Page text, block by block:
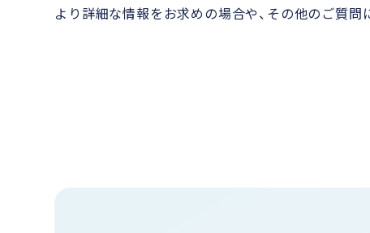
より詳細な情報をお求めの場合や、その他のご質